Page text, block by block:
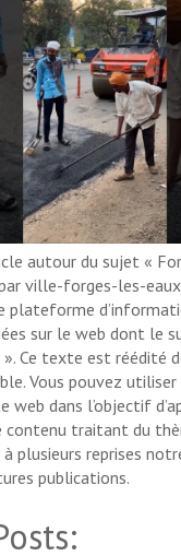
autour du sujet «
ville-forges-les-
plateforme
sur le web dont le
Ce texte est réédité
Vous pouvez
web dans l’objectif
contenu traitant du
plusieurs reprises
publications.